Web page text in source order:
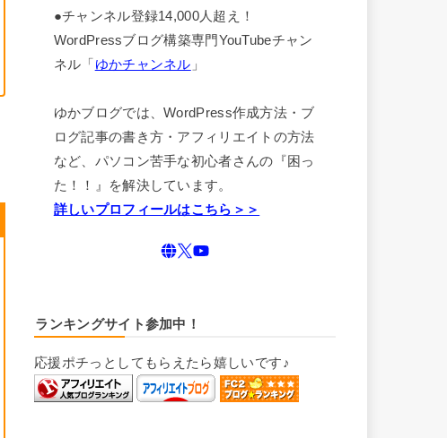
●チャンネル登録14,000人超え！
WordPressブログ構築専門YouTubeチャン
ネル「 ゆかチャンネル 」
ゆかブログでは、WordPress作成方法・ブ
ログ記事の書き方・アフィリエイトの方法
など、パソコン苦手な初心者さんの『困っ
た！！』を解決しています。
詳しいプロフィールはこちら＞＞
ランキングサイト参加中！
応援ポチっとしてもらえたら嬉しいです♪